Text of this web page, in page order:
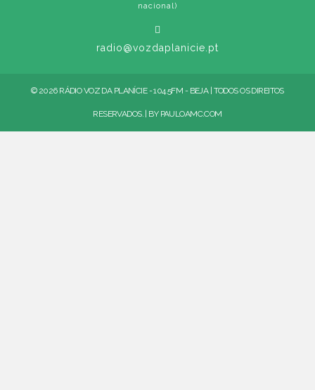
nacional)
radio@vozdaplanicie.pt
© 2026 RÁDIO VOZ DA PLANÍCIE - 104.5FM - BEJA | TODOS OS DIREITOS
RESERVADOS. | BY PAULOAMC.COM